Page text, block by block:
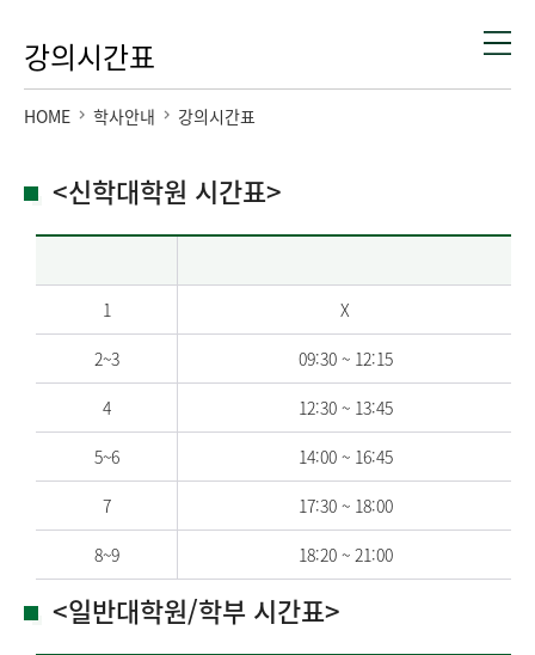
강의시간표
HOME 학사안내 강의시간표
<신학대학원 시간표>
1 X
2~3 09:30 ~ 12:15
4 12:30 ~ 13:45
5~6 14:00 ~ 16:45
7 17:30 ~ 18:00
8~9 18:20 ~ 21:00
<일반대학원/학부 시간표>